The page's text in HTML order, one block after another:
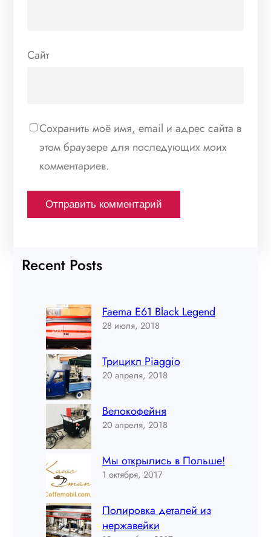
Сайт
Сохранить моё имя, email и адрес сайта в
этом браузере для последующих моих
комментариев.
Recent Posts
Faema E61 Black Legend
28 июля, 2018
Трицикл Piaggio
20 апреля, 2018
Велокофейня
20 апреля, 2018
Мы открылись в Польше!
1 октября, 2017
Полировка деталей из
нержавейки